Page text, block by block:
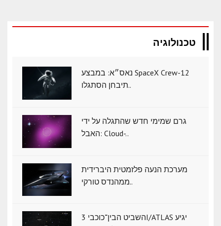
טכנולוגיה
נאס״א: במבצע SpaceX Crew-12
תיבחן הסתגלו..
גרם שמימי חדש שהתגלה על ידי
האבל: Cloud-..
מערכת הנעה פלזמטית היברידית
ממהנדס טורקי..
השביט הבין־כוכבי 3I/ATLAS יגיע